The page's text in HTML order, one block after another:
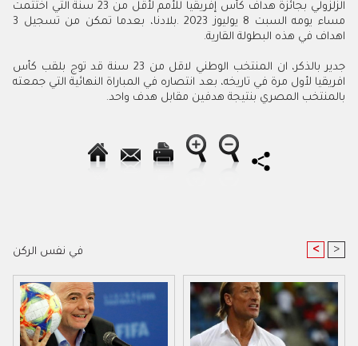
الزلزولي بجائزة هداف كأس إفريقيا للأمم لأقل من 23 سنة التي اختتمت
مساء يومه السبت 8 يوليوز 2023 .بلادنا، بعدما تمكن من تسجيل 3
اهداف في هذه البطولة القارية.
جدير بالذكر، ان المنتخب الوطني لاقل من 23 سنة قد توج بلقب كأس
افريقيا لأول مرة في تاريخه، بعد انتصاره في المباراة النهائية التي جمعته
بالمنتخب المصري بنتيجة هدفين مقابل هدف واحد.
في نفس الركن < >